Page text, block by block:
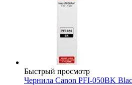
Быстрый просмотр
Чернила Canon PFI-050BK